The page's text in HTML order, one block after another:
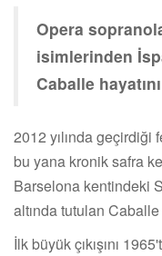
Opera
isimlerinden
Caballe
2012 yılında geçirdiği
bu yana kronik safra
Barselona kentindeki
altında tutulan Caballe
İlk büyük çıkışını